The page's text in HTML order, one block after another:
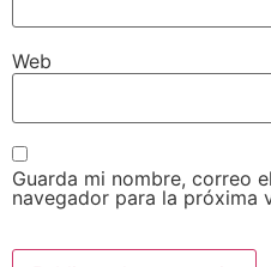
Web
Guarda mi nombre, correo
navegador para la próxima